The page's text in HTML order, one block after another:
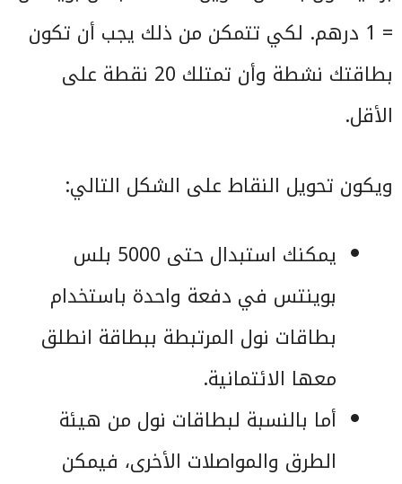
= 1 درهم. لكي تتمكن من ذلك يجب أن تكون
بطاقتك نشطة وأن تمتلك 20 نقطة على
الأقل.
ويكون تحويل النقاط على الشكل التالي:
يمكنك استبدال حتى 5000 بلس
بوينتس في دفعة واحدة باستخدام
بطاقات نول المرتبطة ببطاقة انطلق
معها الائتمانية.
أما بالنسبة لبطاقات نول من هيئة
الطرق والمواصلات الأخرى، فيمكن